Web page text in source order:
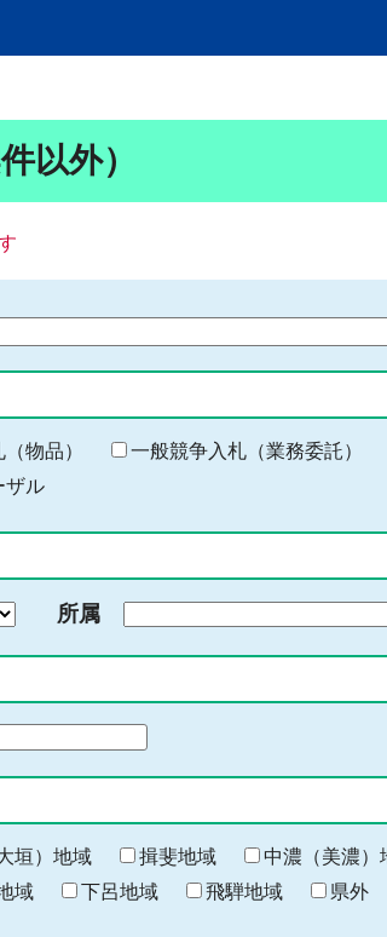
以外）
物品）
一般競争入札（業務委託）
ザル
所属
垣）地域 揖斐地域 中濃（美濃）
域 下呂地域 飛騨地域 県外